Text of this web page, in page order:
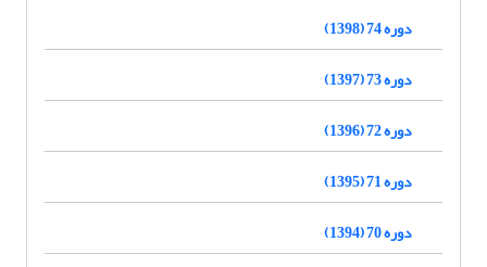
دوره 74 (1398)
دوره 73 (1397)
دوره 72 (1396)
دوره 71 (1395)
دوره 70 (1394)